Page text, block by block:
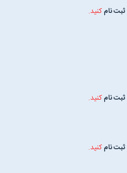
ثبت نامکنید.
ثبت نامکنید.
ثبت نامکنید.